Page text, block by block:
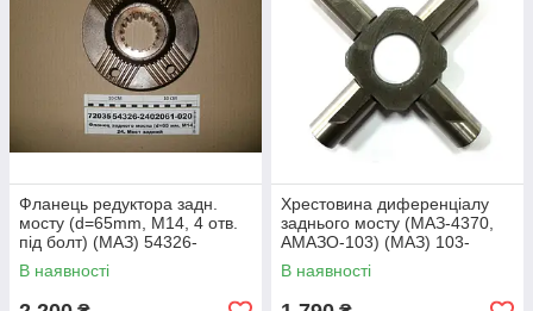
Фланець редуктора задн.
мосту (d=65mm, М14, 4 отв.
під болт) (МАЗ) 54326-
2402061-020
В наявності
Хрестовина диференціалу
заднього мосту (МАЗ-4370,
АМАЗО-103) (МАЗ) 103-
2403060
В наявності